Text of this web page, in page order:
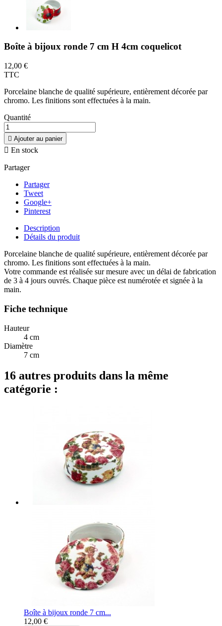
Boîte à bijoux ronde 7 cm H 4cm coquelicot
12,00 €
TTC
Porcelaine blanche de qualité supérieure, entièrement décorée par
chromo. Les finitions sont effectuées à la main.
Quantité
 Ajouter au panier
 En stock
Partager
Partager
Tweet
Google+
Pinterest
Description
Détails du produit
Porcelaine blanche de qualité supérieure, entièrement décorée par
chromo. Les finitions sont effectuées à la main.
Votre commande est réalisée sur mesure avec un délai de fabrication
de 3 à 4 jours ouvrés. Chaque pièce est numérotée et signée à la
main.
Fiche technique
Hauteur
4 cm
Diamètre
7 cm
16 autres produits dans la même
catégorie :
Boîte à bijoux ronde 7 cm...
12,00 €